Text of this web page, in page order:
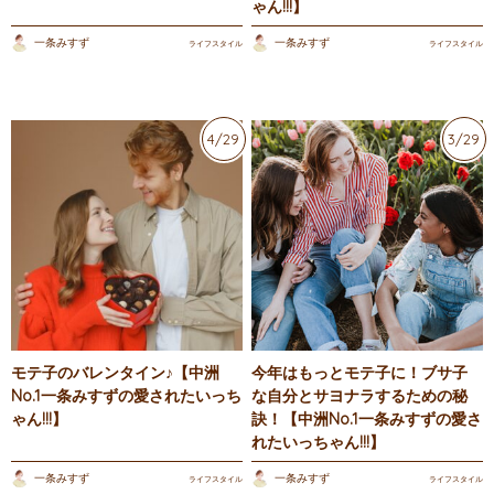
一条みすず ライフスタイル
ゃん!!!】
一条みすず ライフスタイル
モテ子のバレンタイン♪【中洲
No.1一条みすずの愛されたいっち
ゃん!!!】
一条みすず ライフスタイル
4/29
今年はもっとモテ子に！ブサ子
な自分とサヨナラするための秘
訣！【中洲No.1一条みすずの愛さ
れたいっちゃん!!!】
一条みすず ライフスタイル
3/29